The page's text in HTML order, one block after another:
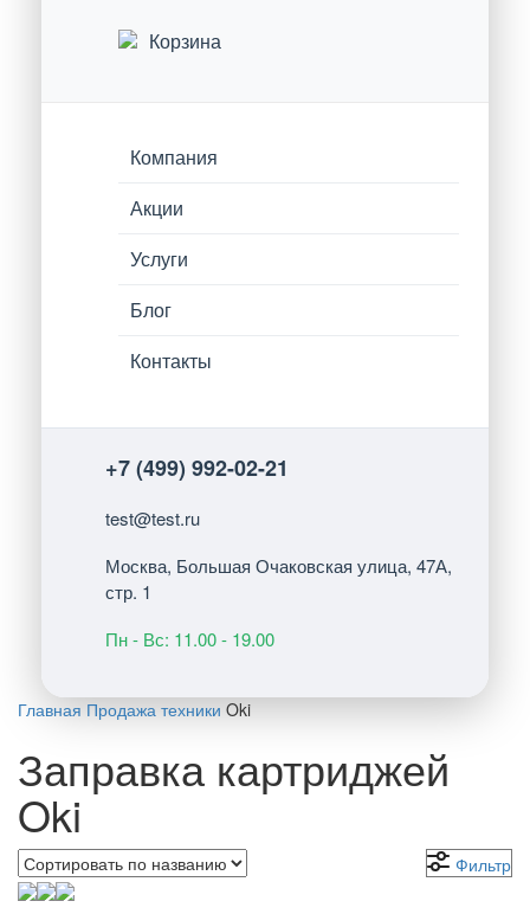
Корзина
Компания
Акции
Услуги
Блог
Контакты
+7 (499) 992-02-21
test@test.ru
Москва, Большая Очаковская улица, 47А,
стр. 1
Пн - Вс: 11.00 - 19.00
Главная Продажа техники Oki
Заправка картриджей
Oki
Фильтр